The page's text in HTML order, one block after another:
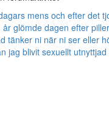
mens och efter det
år glömde dagen efter piller
tänker ni när ni ser eller
jag blivit sexuellt